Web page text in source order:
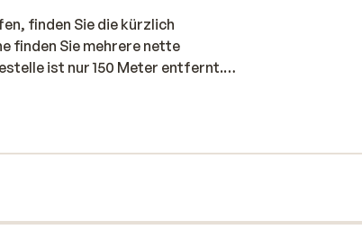
finden Sie die kürzlich
finden Sie mehrere nette
ist nur 150 Meter entfernt.
eingerichtet und verfügen